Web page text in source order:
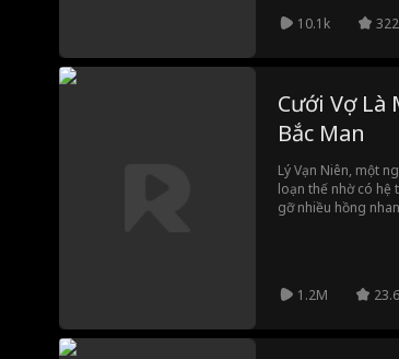
10.1k 322
Cưới Vợ Là
Bắc Man
Lý Vạn Niên, một
loạn thế nhờ có
gỡ nhiều hồng
1.2M